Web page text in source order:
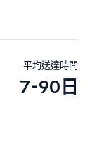
平均送達時間
7-90日